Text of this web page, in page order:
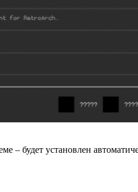
– будет установлен